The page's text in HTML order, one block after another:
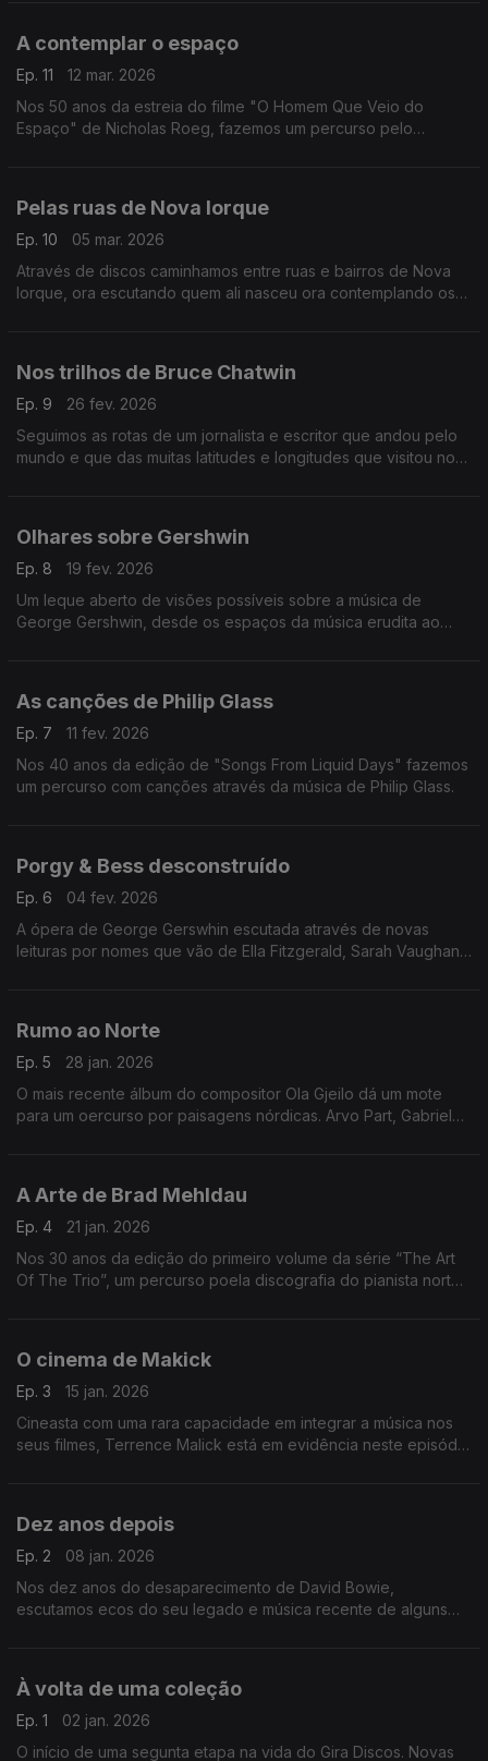
A contemplar o espaço
Ep. 11
12 mar. 2026
Nos 50 anos da estreia do filme "O Homem Que Veio do
Espaço" de Nicholas Roeg, fazemos um percurso pelo
Pelas ruas de Nova Iorque
Ep. 10
05 mar. 2026
Através de discos caminhamos entre ruas e bairros de Nova
Iorque, ora escutando quem ali nasceu ora contemplando os
Nos trilhos de Bruce Chatwin
Ep. 9
26 fev. 2026
Seguimos as rotas de um jornalista e escritor que andou pelo
mundo e que das muitas latitudes e longitudes que visitou nos
Olhares sobre Gershwin
Ep. 8
19 fev. 2026
Um leque aberto de visões possíveis sobre a música de
George Gershwin, desde os espaços da música erudita ao
As canções de Philip Glass
Ep. 7
11 fev. 2026
Nos 40 anos da edição de "Songs From Liquid Days" fazemos
um percurso com canções através da música de Philip Glass.
Porgy & Bess desconstruído
Ep. 6
04 fev. 2026
A ópera de George Gerswhin escutada através de novas
leituras por nomes que vão de Ella Fitzgerald, Sarah Vaughan,
Rumo ao Norte
Ep. 5
28 jan. 2026
O mais recente álbum do compositor Ola Gjeilo dá um mote
para um oercurso por paisagens nórdicas. Arvo Part, Gabriel
A Arte de Brad Mehldau
Ep. 4
21 jan. 2026
Nos 30 anos da edição do primeiro volume da série “The Art
Of The Trio”, um percurso poela discografia do pianista norte-
O cinema de Makick
Ep. 3
15 jan. 2026
Cineasta com uma rara capacidade em integrar a música nos
seus filmes, Terrence Malick está em evidência neste episódio
Dez anos depois
Ep. 2
08 jan. 2026
Nos dez anos do desaparecimento de David Bowie,
escutamos ecos do seu legado e música recente de alguns
À volta de uma coleção
Ep. 1
02 jan. 2026
O início de uma segunta etapa na vida do Gira Discos. Novas